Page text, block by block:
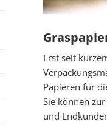
Erst seit
Papieren für
Sie können
und